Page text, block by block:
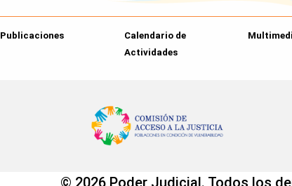
Publicaciones
Calendario de
Actividades
© 2026 Poder Judicial. Todos los